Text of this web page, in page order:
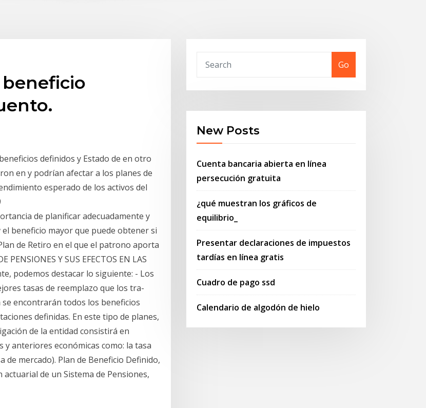
definidos y Estado de en otro
en y podrían afectar a los planes de
esperado de los activos del
de planificar adecuadamente y
beneficio mayor que puede obtener si
de Retiro en el que el patrono aporta
Y SUS EFECTOS EN LAS
podemos destacar lo siguiente: - Los
tasas de reemplazo que los tra-
se encontrarán todos los beneficios
definidas. En este tipo de planes,
de la entidad consistirá en
anteriores económicas como: la tasa
de mercado). Plan de Beneficio Definido,
de un Sistema de Pensiones,
Go
New Posts
Cuenta bancaria abierta en línea
persecución gratuita
¿qué muestran los gráficos de
equilibrio_
Presentar declaraciones de impuestos
tardías en línea gratis
Cuadro de pago ssd
Calendario de algodón de hielo